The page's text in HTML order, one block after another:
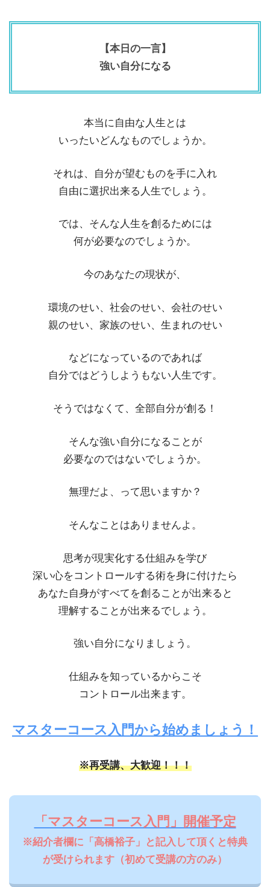
【本日の一言】
強い自分になる
本当に自由な人生とは
いったいどんなものでしょうか。
それは、自分が望むものを手に入れ
自由に選択出来る人生でしょう。
では、そんな人生を創るためには
何が必要なのでしょうか。
今のあなたの現状が、
環境のせい、社会のせい、会社のせい
親のせい、家族のせい、生まれのせい
などになっているのであれば
自分ではどうしようもない人生です。
そうではなくて、全部自分が創る！
そんな強い自分になることが
必要なのではないでしょうか。
無理だよ、って思いますか？
そんなことはありませんよ。
思考が現実化する仕組みを学び
深い心をコントロールする術を身に付けたら
あなた自身がすべてを創ることが出来ると
理解することが出来るでしょう。
強い自分になりましょう。
仕組みを知っているからこそ
コントロール出来ます。
マスターコース入門から始めましょう！
※再受講、大歓迎！！！
「マスターコース入門」開催予定
※紹介者欄に「高橋裕子」と記入して頂くと特典
が受けられます（初めて受講の方のみ）